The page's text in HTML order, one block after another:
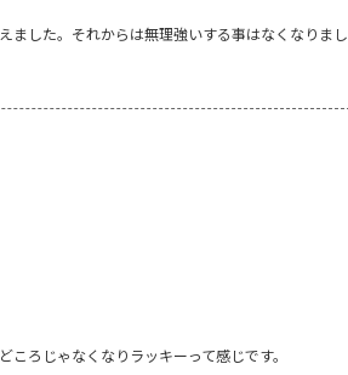
した。それからは無理強いする事はなくなりまし
ろじゃなくなりラッキーって感じです。